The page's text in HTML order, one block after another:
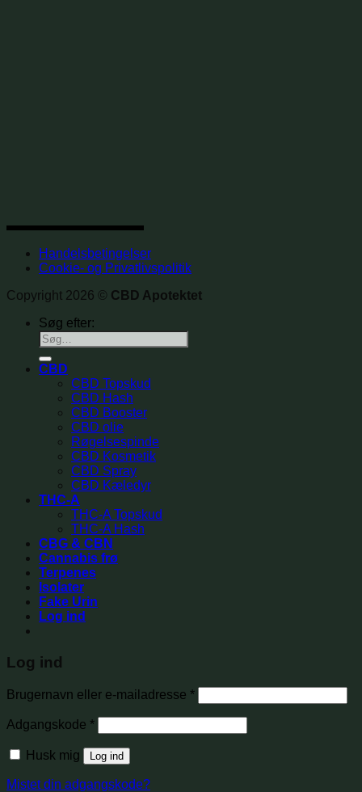
Handelsbetingelser
Cookie- og Privatlivspolitik
Copyright 2026 © CBD Apotektet
Søg efter:
CBD
CBD Topskud
CBD Hash
CBD Booster
CBD olie
Røgelsespinde
CBD Kosmetik
CBD Spray
CBD Kæledyr
THC-A
THC-A Topskud
THC-A Hash
CBG & CBN
Cannabis frø
Terpenes
Isolater
Fake Urin
Log ind
Log ind
Brugernavn eller e-mailadresse *
Adgangskode *
Husk mig Log ind
Mistet din adgangskode?